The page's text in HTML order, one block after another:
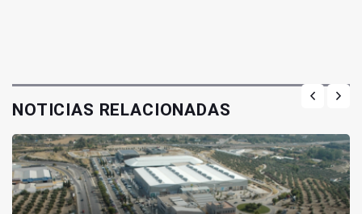
NOTICIAS RELACIONADAS